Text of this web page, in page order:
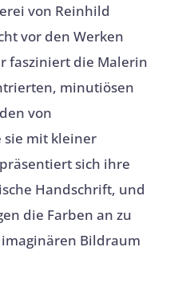
von Reinhild
vor den Werken
fasziniert die Malerin
minutiösen
von
sie mit kleiner
sich ihre
Handschrift, und
die Farben an zu
Bildraum